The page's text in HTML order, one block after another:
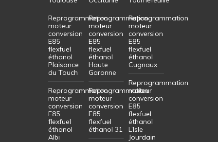
Reprogrammation
moteur
conversion
E85
flexfuel
éthanol
Plaisance
du Touch
Reprogrammation
moteur
conversion
E85
flexfuel
éthanol
Albi
Reprogrammation
moteur
conversion
E85
flexfuel
éthanol
Haute
Garonne
Reprogrammation
moteur
conversion
E85
flexfuel
éthanol 31
Reprogrammation
moteur
conversion
E85
flexfuel
éthanol
Cugnaux
Reprogrammation
moteur
conversion
E85
flexfuel
éthanol
L’Isle
Jourdain